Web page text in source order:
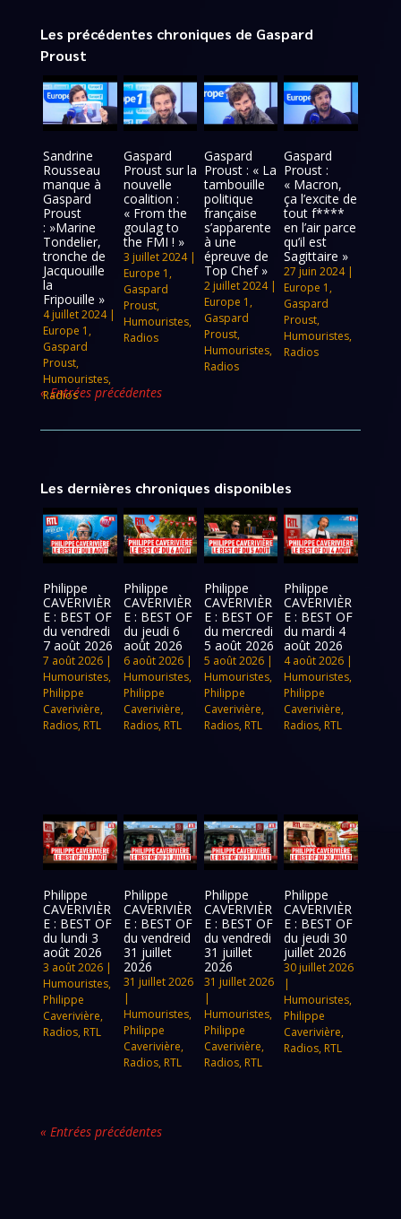
Les précédentes chroniques de Gaspard
Proust
Sandrine
Rousseau
manque à
Gaspard
Proust
: »Marine
Tondelier,
tronche de
Jacquouille
la
Fripouille »
4 juillet 2024|
Europe 1 ,
Gaspard
Proust,
Humouristes,
Radios
Gaspard
Proust sur la
nouvelle
coalition :
« From the
goulag to
the FMI ! »
3 juillet 2024|
Europe 1 ,
Gaspard
Proust,
Humouristes,
Radios
Gaspard
Proust : « La
tambouille
politique
française
s’apparente
à une
épreuve de
Top Chef »
2 juillet 2024|
Europe 1 ,
Gaspard
Proust,
Humouristes,
Radios
Gaspard
Proust :
« Macron,
ça l’excite de
tout f****
en l’air parce
qu’il est
Sagittaire »
27 juin 2024|
Europe 1 ,
Gaspard
Proust,
Humouristes,
Radios
« Entrées précédentes
Les dernières chroniques disponibles
Philippe
CAVERIVIÈR
E : BEST OF
du vendredi
7 août 2026
7 août 2026 |
Humouristes,
Philippe
Caverivière,
Radios, RTL
Philippe
CAVERIVIÈR
E : BEST OF
du jeudi 6
août 2026
6 août 2026|
Humouristes,
Philippe
Caverivière,
Radios, RTL
Philippe
CAVERIVIÈR
E : BEST OF
du mercredi
5 août 2026
5 août 2026|
Humouristes,
Philippe
Caverivière,
Radios, RTL
Philippe
CAVERIVIÈR
E : BEST OF
du mardi 4
août 2026
4 août 2026 |
Humouristes,
Philippe
Caverivière,
Radios, RTL
Philippe
CAVERIVIÈR
E : BEST OF
du lundi 3
août 2026
3 août 2026 |
Humouristes,
Philippe
Caverivière,
Radios, RTL
Philippe
CAVERIVIÈR
E : BEST OF
du vendreid
31 juillet
2026
31 juillet 2026
|
Humouristes,
Philippe
Caverivière,
Radios, RTL
Philippe
CAVERIVIÈR
E : BEST OF
du vendredi
31 juillet
2026
31 juillet 2026
|
Humouristes,
Philippe
Caverivière,
Radios, RTL
Philippe
CAVERIVIÈR
E : BEST OF
du jeudi 30
juillet 2026
30 juillet 2026
|
Humouristes,
Philippe
Caverivière,
Radios, RTL
« Entrées précédentes